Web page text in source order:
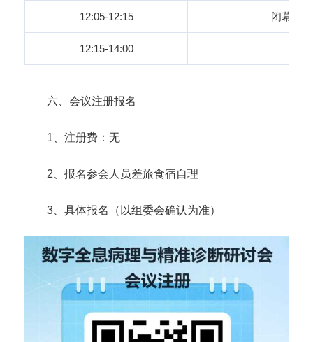
12:05-12:15 闭幕
12:15-14:00
六、会议注册报名
1、注册费：无
2、报名参会人员差旅食宿自理
3、具体报名（以组委会确认为准）